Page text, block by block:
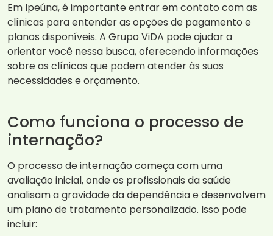
Em Ipeúna, é importante entrar em contato com as
clínicas para entender as opções de pagamento e
planos disponíveis. A Grupo ViDA pode ajudar a
orientar você nessa busca, oferecendo informações
sobre as clínicas que podem atender às suas
necessidades e orçamento.
Como funciona o processo de
internação?
O processo de internação começa com uma
avaliação inicial, onde os profissionais da saúde
analisam a gravidade da dependência e desenvolvem
um plano de tratamento personalizado. Isso pode
incluir: